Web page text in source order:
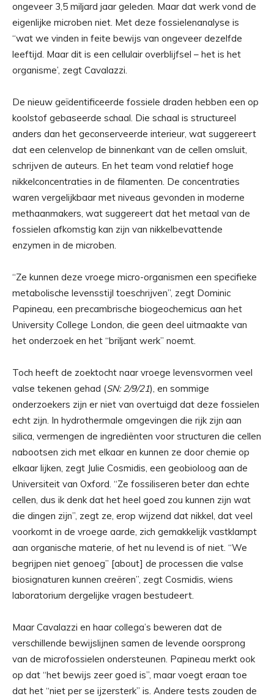
ongeveer 3,5 miljard jaar geleden. Maar dat werk vond de
eigenlijke microben niet. Met deze fossielenanalyse is
“wat we vinden in feite bewijs van ongeveer dezelfde
leeftijd. Maar dit is een cellulair overblijfsel – het is het
organisme’, zegt Cavalazzi.
De nieuw geïdentificeerde fossiele draden hebben een op
koolstof gebaseerde schaal. Die schaal is structureel
anders dan het geconserveerde interieur, wat suggereert
dat een celenvelop de binnenkant van de cellen omsluit,
schrijven de auteurs. En het team vond relatief hoge
nikkelconcentraties in de filamenten. De concentraties
waren vergelijkbaar met niveaus gevonden in moderne
methaanmakers, wat suggereert dat het metaal van de
fossielen afkomstig kan zijn van nikkelbevattende
enzymen in de microben.
“Ze kunnen deze vroege micro-organismen een specifieke
metabolische levensstijl toeschrijven”, zegt Dominic
Papineau, een precambrische biogeochemicus aan het
University College London, die geen deel uitmaakte van
het onderzoek en het “briljant werk” noemt.
Toch heeft de zoektocht naar vroege levensvormen veel
valse tekenen gehad (SN: 2/9/21), en sommige
onderzoekers zijn er niet van overtuigd dat deze fossielen
echt zijn. In hydrothermale omgevingen die rijk zijn aan
silica, vermengen de ingrediënten voor structuren die cellen
nabootsen zich met elkaar en kunnen ze door chemie op
elkaar lijken, zegt Julie Cosmidis, een geobioloog aan de
Universiteit van Oxford. “Ze fossiliseren beter dan echte
cellen, dus ik denk dat het heel goed zou kunnen zijn wat
die dingen zijn”, zegt ze, erop wijzend dat nikkel, dat veel
voorkomt in de vroege aarde, zich gemakkelijk vastklampt
aan organische materie, of het nu levend is of niet. “We
begrijpen niet genoeg” [about] de processen die valse
biosignaturen kunnen creëren”, zegt Cosmidis, wiens
laboratorium dergelijke vragen bestudeert.
Maar Cavalazzi en haar collega’s beweren dat de
verschillende bewijslijnen samen de levende oorsprong
van de microfossielen ondersteunen. Papineau merkt ook
op dat “het bewijs zeer goed is”, maar voegt eraan toe
dat het “niet per se ijzersterk” is. Andere tests zouden de